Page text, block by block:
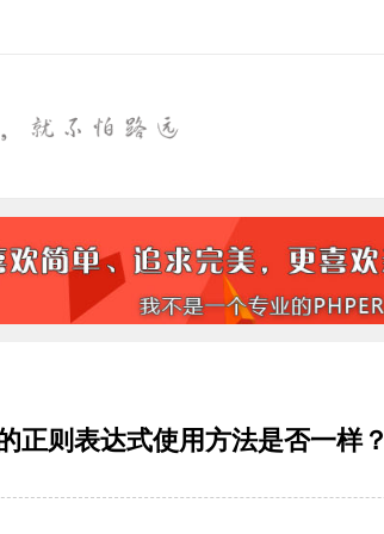
正则表达式使用方法是否一样？